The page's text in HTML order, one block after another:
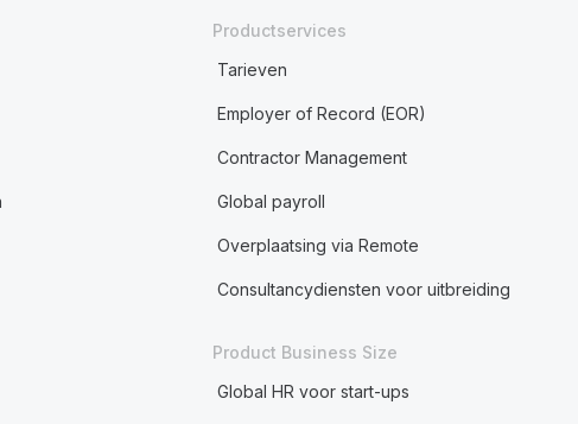
Productservices
Tarieven
Employer of Record (EOR)
Contractor Management
Global payroll
Overplaatsing via Remote
Consultancydiensten voor uitbreiding
Product Business Size
Global HR voor start-ups